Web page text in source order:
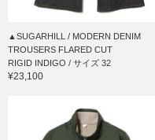
▲SUGARHILL / MODERN DENIM
TROUSERS FLARED CUT
RIGID INDIGO / サイズ 32
¥23,100